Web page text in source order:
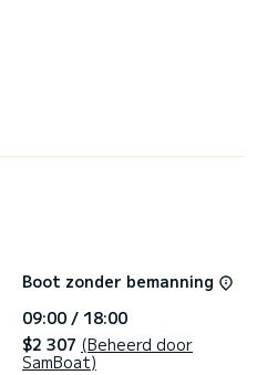
Boot zonder bemanning
09:00 / 18:00
$2 307 (Beheerd door
SamBoat)